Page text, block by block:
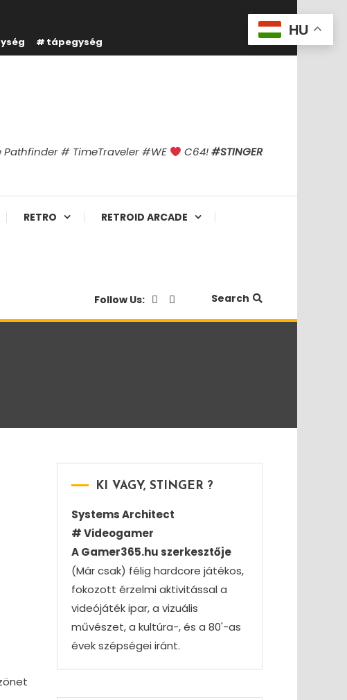
tápegység
# TimeTraveler #WE C64!#STINGER
RETRO RETROID ARCADE
Follow Us: Search
KI VAGY, STINGER ?
Systems Architect
# Videogamer
A Gamer365.hu szerkesztője
(Már csak) félig hardcore játékos,
fokozott érzelmi aktivitással a
videójáték ipar, a vizuális
művészet, a kultúra-, és a 80'-as
évek szépségei iránt.
HU